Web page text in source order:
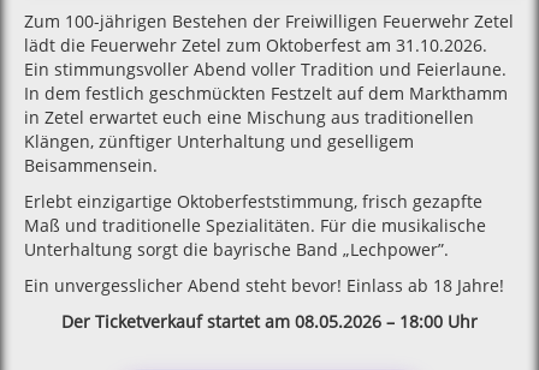
Zum 100-jährigen Bestehen der Freiwilligen Feuerwehr Zetel
lädt die Feuerwehr Zetel zum Oktoberfest am 31.10.2026.
Ein stimmungsvoller Abend voller Tradition und Feierlaune.
In dem festlich geschmückten Festzelt auf dem Markthamm
in Zetel erwartet euch eine Mischung aus traditionellen
Klängen, zünftiger Unterhaltung und geselligem
Beisammensein.
Erlebt einzigartige Oktoberfeststimmung, frisch gezapfte
Maß und traditionelle Spezialitäten. Für die musikalische
Unterhaltung sorgt die bayrische Band „Lechpower”.
Ein unvergesslicher Abend steht bevor! Einlass ab 18 Jahre!
Der Ticketverkauf startet am 08.05.2026 – 18:00 Uhr